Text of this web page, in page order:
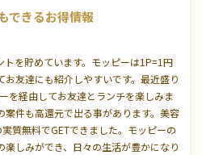
できるお得情報
トを貯めています。モッピーは1P=1円
友達にも紹介しやすいです。最近盛り
を経由してお友達とランチを楽しみま
案件も高還元で出る事があります。美容
質無料でGETできました。モッピーの
しみができ、日々の生活が豊かになり